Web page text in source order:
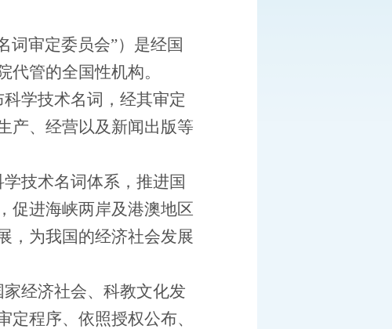
词审定委员会”）是经国
管的全国性机构。
学技术名词，经其审定
产、经营以及新闻出版等
技术名词体系，推进国
促进海峡两岸及港澳地区
，为我国的经济社会发展
经济社会、科教文化发
程序、依照授权公布、